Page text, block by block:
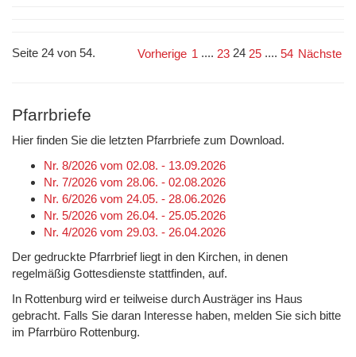
Seite 24 von 54. Vorherige 1 .... 23 24 25 .... 54 Nächste
Pfarrbriefe
Hier finden Sie die letzten Pfarrbriefe zum Download.
Nr. 8/2026 vom 02.08. - 13.09.2026
Nr. 7/2026 vom 28.06. - 02.08.2026
Nr. 6/2026 vom 24.05. - 28.06.2026
Nr. 5/2026 vom 26.04. - 25.05.2026
Nr. 4/2026 vom 29.03. - 26.04.2026
Der gedruckte Pfarrbrief liegt in den Kirchen, in denen
regelmäßig Gottesdienste stattfinden, auf.
In Rottenburg wird er teilweise durch Austräger ins Haus
gebracht. Falls Sie daran Interesse haben, melden Sie sich bitte
im Pfarrbüro Rottenburg.